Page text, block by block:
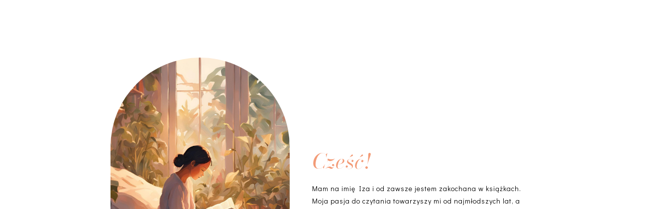
Cześć!
Mam na imię Iza i od zawsze jestem zakochana w książkach.
Moja pasja do czytania towarzyszy mi od najmłodszych lat, a